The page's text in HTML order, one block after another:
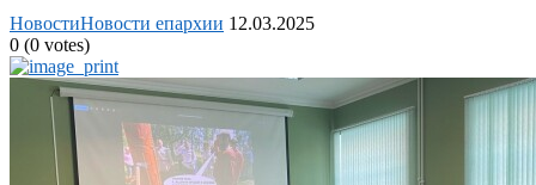
НовостиНовости епархии 12.03.2025
0 (0 votes)